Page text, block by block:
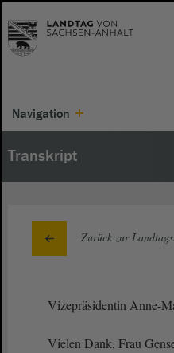
Navigation
Transkript
Zurück zur
Vizepräsidentin Anne-
Vielen Dank, Frau